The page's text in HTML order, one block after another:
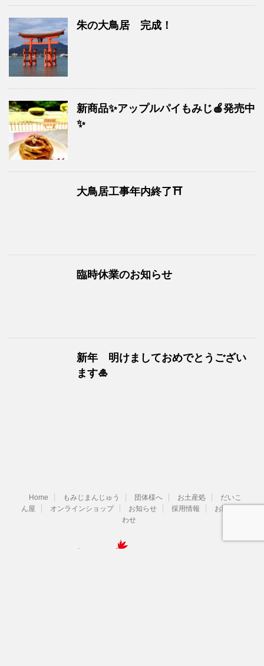
朱の大鳥居 完成！
新商品✨アップルパイもみじ🍎発売中
✨
大鳥居工事年内終了⛩
臨時休業のお知らせ
新年 明けましておめでとうござい
ます🎍
Home もみじまんじゅう 団体様へ お土産処
だいこ
ん屋
オンラインショップ お知らせ 採用情報
お問い合
わせ